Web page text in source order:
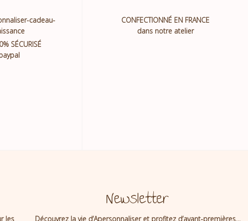
SÉCURISÉ
CONFECTIONNÉ EN FRANCE
dans notre atelier
les
Newsletter
Découvrez la vie d’Apersonnaliser et profitez d’avant-premières…